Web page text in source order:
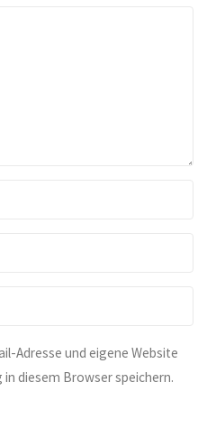
Adresse und eigene Website
diesem Browser speichern.